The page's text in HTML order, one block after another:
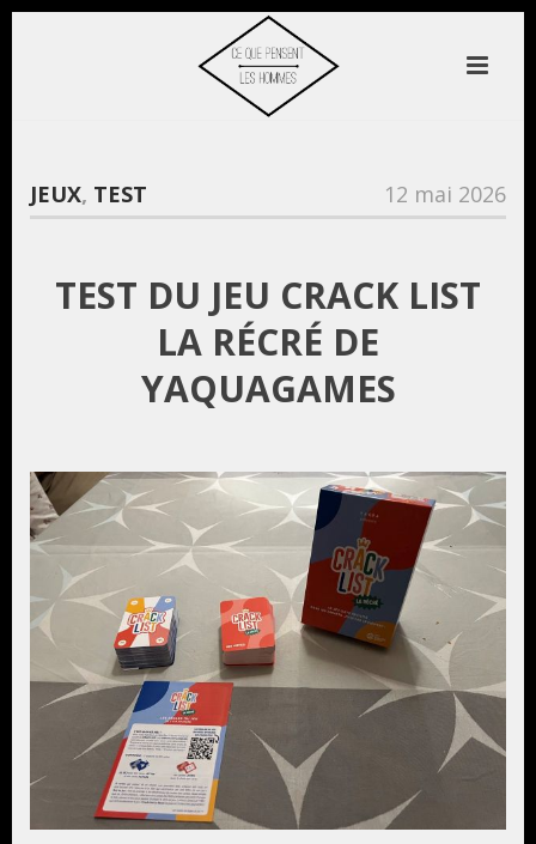
JEUX, TEST 12 mai 2026
TEST DU JEU CRACK LIST
LA RÉCRÉ DE
YAQUAGAMES